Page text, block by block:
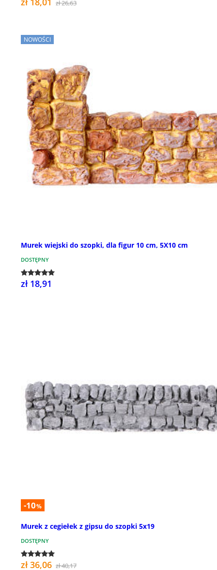
zł 26,63
NOWOŚCI
Murek wiejski do szopki, dla figur 10 cm, 5X10 cm
DOSTĘPNY
zł 18,91
-10%
Murek z cegiełek z gipsu do szopki 5x19
DOSTĘPNY
zł 36,06 zł 40,17